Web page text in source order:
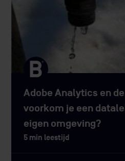
Adobe Analytics en de
voorkom je een
eigen omgeving?
5 min leestijd